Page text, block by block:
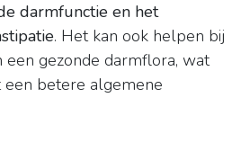
darmfunctie en het
. Het kan ook helpen bij
gezonde darmflora, wat
betere algemene